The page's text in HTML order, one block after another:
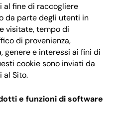
al fine di raccogliere
da parte degli utenti in
visitate, tempo di
di provenienza,
genere e interessi ai fini di
cookie sono inviati da
al Sito.
e funzioni di software